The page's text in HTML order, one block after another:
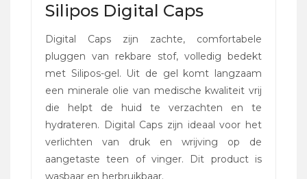
Silipos Digital Caps
Digital Caps zijn zachte, comfortabele
pluggen van rekbare stof, volledig bedekt
met Silipos-gel. Uit de gel komt langzaam
een minerale olie van medische kwaliteit vrij
die helpt de huid te verzachten en te
hydrateren. Digital Caps zijn ideaal voor het
verlichten van druk en wrijving op de
aangetaste teen of vinger. Dit product is
wasbaar en herbruikbaar.